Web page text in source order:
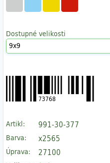
Dostupné velikosti
73768
Artikl: 991-30-377
Barva: x2565
Úprava: 27100